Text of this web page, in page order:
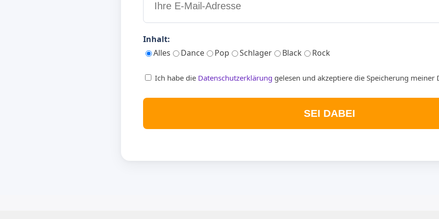
Inhalt:
Alles
Dance Pop Schlager Black Rock
Ich habe die Datenschutzerklärung gelesen und akzeptiere die Speicherung meiner
SEI DABEI